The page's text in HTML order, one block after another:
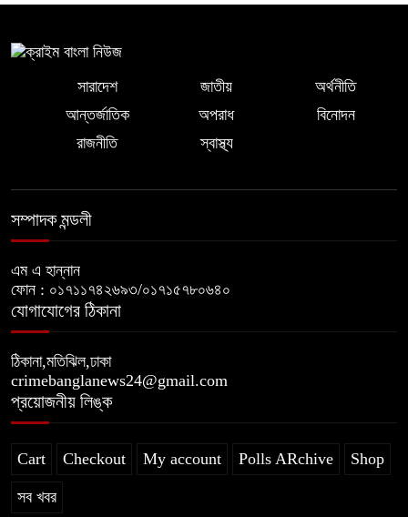
সারাদেশ জাতীয়
অর্থনীতি
আন্তর্জাতিক
অপরাধ
বিনোদন
রাজনীতি
স্বাস্থ্য
সম্পাদক মন্ডলী
এম এ হান্নান
ফোন : ০১৭১১৭৪২৬৯৩/০১৭১৫৭৮০৬৪০
যোগাযোগের ঠিকানা
ঠিকানা,মতিঝিল,ঢাকা
crimebanglanews24@gmail.com
প্রয়োজনীয় লিঙ্ক
Cart Checkout My account Polls ARchive Shop
সব খবর